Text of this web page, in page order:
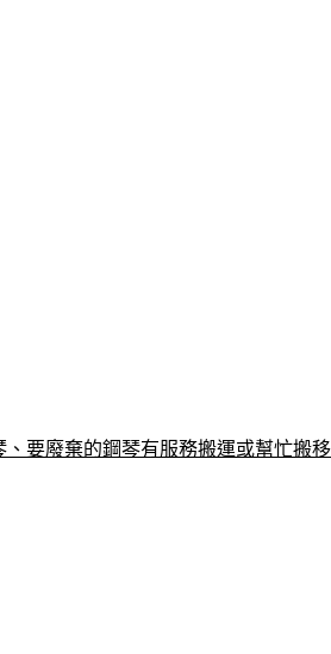
、要廢棄的鋼琴有服務搬運或幫忙搬移